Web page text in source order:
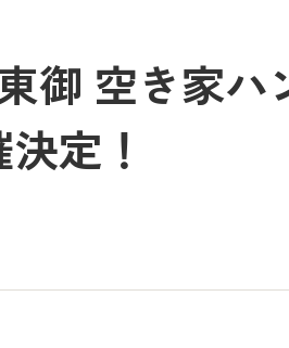
御 空き家ハ
定！